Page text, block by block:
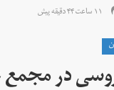
۱۱ ساعت ۴۴ دقیقه پیش
در مجمع